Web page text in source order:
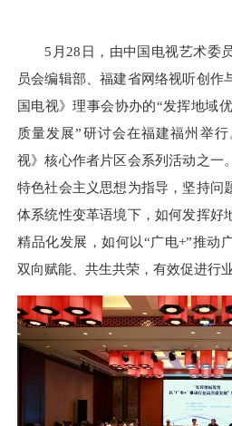
5月28日，由中国电视艺术委
员会编辑部、福建省网络视听创作
国电视》理事会协办的“发挥地域
质量发展”研讨会在福建福州举
视》核心作者片区会系列活动之一
特色社会主义思想为指导，坚持问
体系统性变革语境下，如何发挥好
精品化发展，如何以“广电+”推动
双向赋能、共生共荣，有效促进行